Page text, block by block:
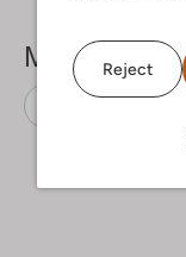
Reject
Mehr sehen